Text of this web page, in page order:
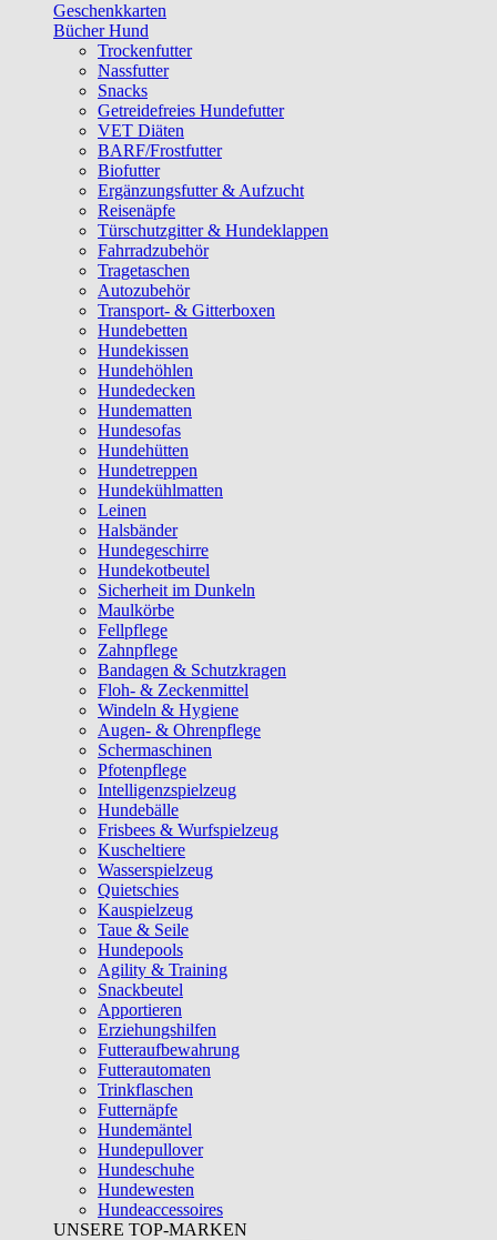
Geschenkkarten
Bücher Hund
Trockenfutter
Nassfutter
Snacks
Getreidefreies Hundefutter
VET Diäten
BARF/Frostfutter
Biofutter
Ergänzungsfutter & Aufzucht
Reisenäpfe
Türschutzgitter & Hundeklappen
Fahrradzubehör
Tragetaschen
Autozubehör
Transport- & Gitterboxen
Hundebetten
Hundekissen
Hundehöhlen
Hundedecken
Hundematten
Hundesofas
Hundehütten
Hundetreppen
Hundekühlmatten
Leinen
Halsbänder
Hundegeschirre
Hundekotbeutel
Sicherheit im Dunkeln
Maulkörbe
Fellpflege
Zahnpflege
Bandagen & Schutzkragen
Floh- & Zeckenmittel
Windeln & Hygiene
Augen- & Ohrenpflege
Schermaschinen
Pfotenpflege
Intelligenzspielzeug
Hundebälle
Frisbees & Wurfspielzeug
Kuscheltiere
Wasserspielzeug
Quietschies
Kauspielzeug
Taue & Seile
Hundepools
Agility & Training
Snackbeutel
Apportieren
Erziehungshilfen
Futteraufbewahrung
Futterautomaten
Trinkflaschen
Futternäpfe
Hundemäntel
Hundepullover
Hundeschuhe
Hundewesten
Hundeaccessoires
UNSERE TOP-MARKEN